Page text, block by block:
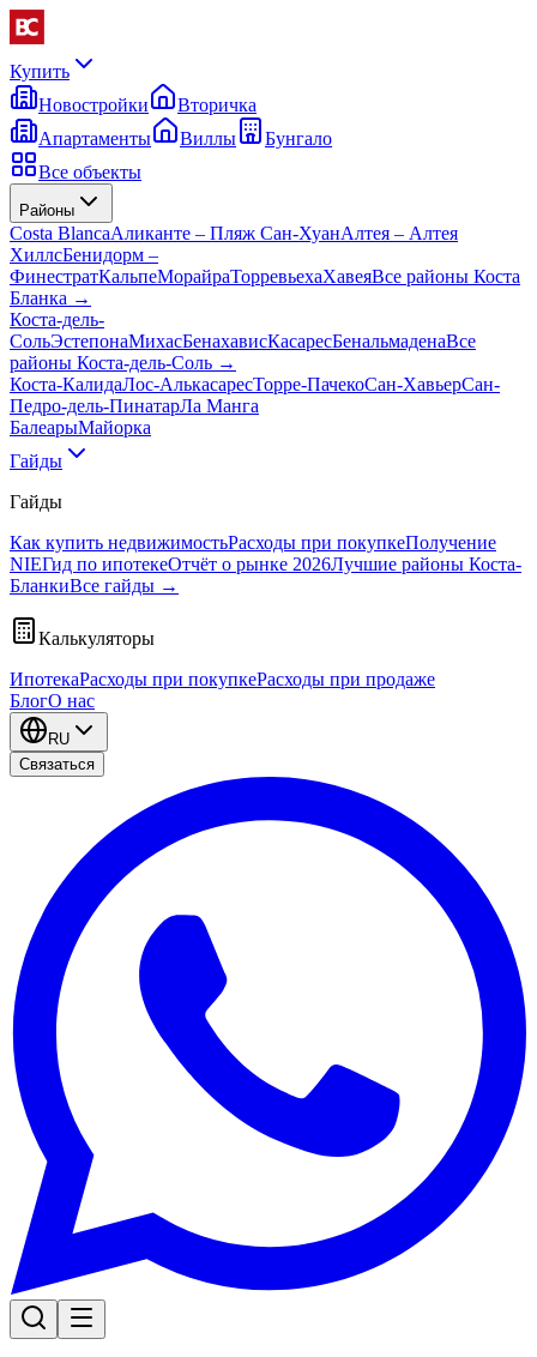
Купить
Новостройки
Вторичка
Апартаменты
Виллы
Бунгало
Все объекты
Районы
Costa BlancaАликанте – Пляж Сан-ХуанАлтея – Алтея
ХиллсБенидорм –
ФинестратКальпеМорайраТорревьехаХавеяВсе районы Коста
Бланка →
Коста-дель-
СольЭстепонаМихасБенахависКасаресБенальмаденаВсе
районы Коста-дель-Соль →
Коста-КалидаЛос-АлькасаресТорре-ПачекоСан-ХавьерСан-
Педро-дель-ПинатарЛа Манга
БалеарыМайорка
Гайды
Гайды
Как купить недвижимостьРасходы при покупкеПолучение
NIEГид по ипотекеОтчёт о рынке 2026Лучшие районы Коста-
БланкиВсе гайды →
Калькуляторы
ИпотекаРасходы при покупкеРасходы при продаже
БлогО нас
RU
Связаться